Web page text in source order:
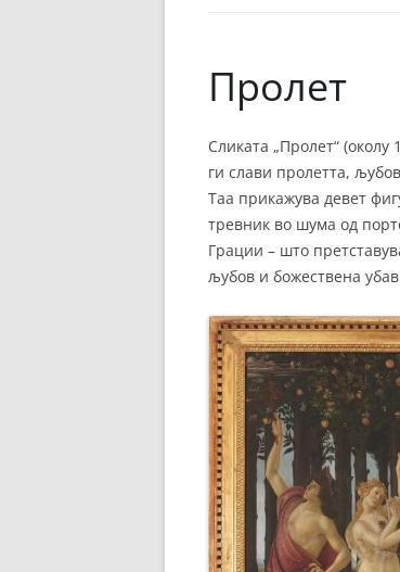
Пролет
Сликата „Пролет“
ги слави пролетта,
Таа прикажува девет
тревник во шума од
Грации – што
љубов и божествена